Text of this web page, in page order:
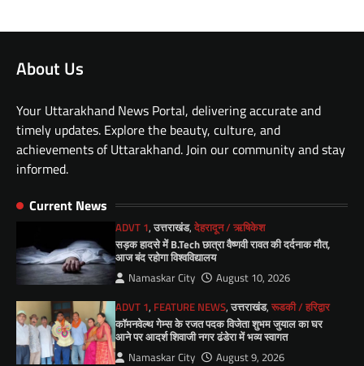
About Us
Your Uttarakhand News Portal, delivering accurate and
timely updates. Explore the beauty, culture, and
achievements of Uttarakhand. Join our community and stay
informed.
Current News
ADVT 1,उत्तराखंड,देहरादून / ऋषिकेश
सड़क हादसे में B.Tech छात्रा वैष्णवी रावत की दर्दनाक मौत,
आज बंद रहोगा विश्वविद्यालय
Namaskar City
August 10, 2026
ADVT 1, FEATURE NEWS,उत्तराखंड,रूडकी / हरिद्वार
कॉमनवेल्थ गेम्स के रजत पदक विजेता शुभम जुयाल का घर
आने पर आदर्श शिवाजी नगर ढंडेरा में भव्य स्वागत
Namaskar City August 9, 2026